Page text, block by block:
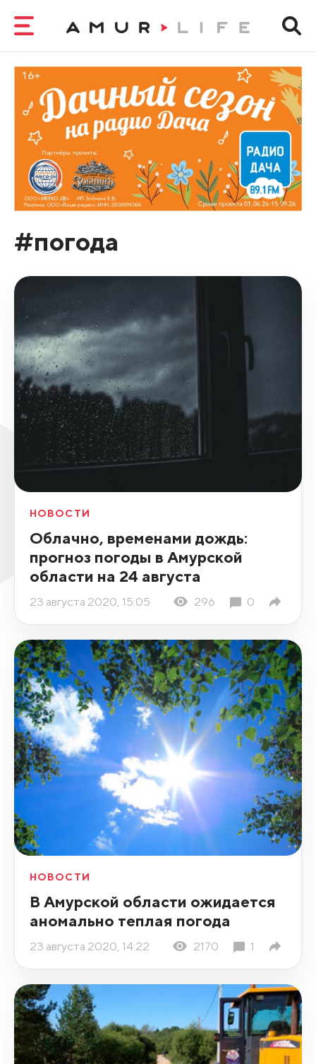
#погода
НОВОСТИ
Облачно, временами дождь:
прогноз погоды в Амурской
области на 24 августа
23 августа 2020, 15:05 296 0
НОВОСТИ
В Амурской области ожидается
аномально теплая погода
23 августа 2020, 14:22 2170 1